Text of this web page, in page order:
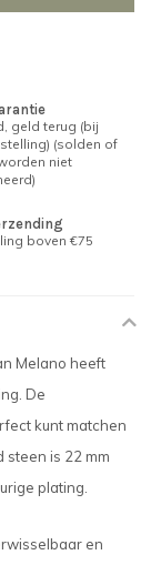
geld terug (bij
(solden of
niet
boven €75
Melano heeft
De
kunt matchen
steen is 22 mm
plating.
en